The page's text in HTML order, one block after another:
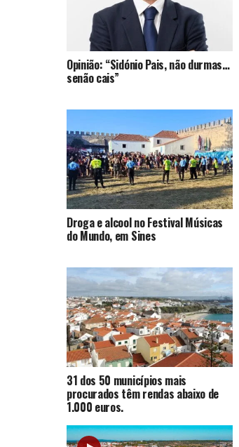
Opinião: “Sidónio Pais, não durmas…
senão cais”
Droga e alcool no Festival Músicas
do Mundo, em Sines
31 dos 50 municípios mais
procurados têm rendas abaixo de
1.000 euros.